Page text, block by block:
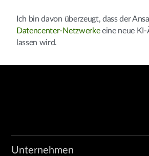
Ich bin davon überzeugt, dass der
Datencenter-Netzwerkeeine neue KI-
lassen wird.
Unternehmen